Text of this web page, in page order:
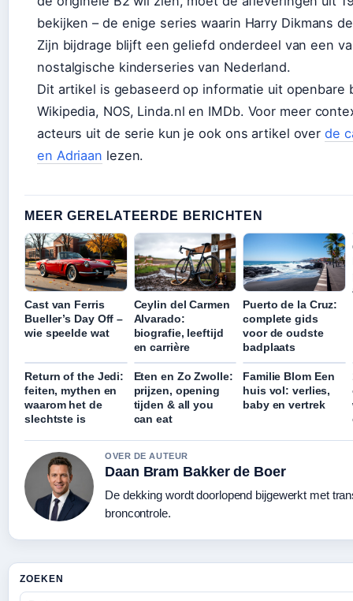
bekijken – de enige series waarin Harry Dikmans
Zijn bijdrage blijft een geliefd onderdeel van een
nostalgische kinderseries van Nederland.
Dit artikel is gebaseerd op informatie uit openbare
Wikipedia, NOS, Linda.nl en IMDb. Voor meer
acteurs uit de serie kun je ook ons artikel overde
en Adriaan lezen.
MEER GERELATEERDE BERICHTEN
Cast van Ferris
Bueller’s Day Off –
wie speelde wat
Ceylin del Carmen
Alvarado:
biografie, leeftijd
en carrière
Puerto de la Cruz:
complete gids
voor de oudste
badplaats
Return of the Jedi:
feiten, mythen en
waarom het de
slechtste is
Eten en Zo Zwolle:
prijzen, opening
tijden & all you
can eat
Familie Blom Een
huis vol: verlies,
baby en vertrek
OVER DE AUTEUR
Daan Bram Bakker de Boer
De dekking wordt doorlopend bijgewerkt met
broncontrole.
ZOEKEN